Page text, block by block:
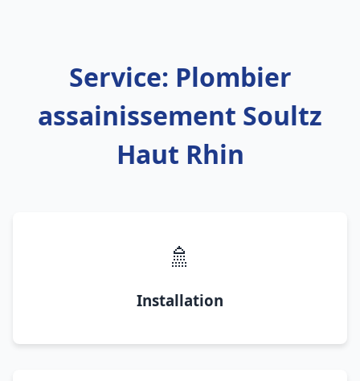
Service: Plombier
assainissement Soultz
Haut Rhin
🚿
Installation